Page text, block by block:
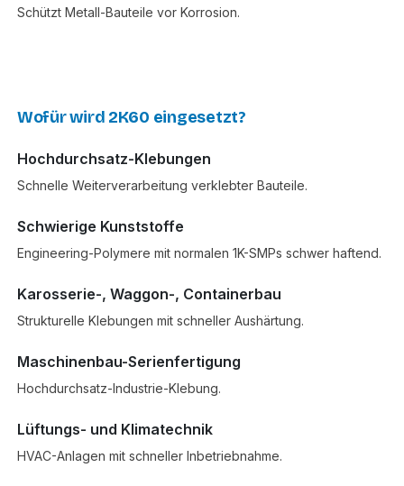
Schützt Metall-Bauteile vor Korrosion.
Wofür wird 2K60 eingesetzt?
Hochdurchsatz-Klebungen
Schnelle Weiterverarbeitung verklebter Bauteile.
Schwierige Kunststoffe
Engineering-Polymere mit normalen 1K-SMPs schwer haftend.
Karosserie-, Waggon-, Containerbau
Strukturelle Klebungen mit schneller Aushärtung.
Maschinenbau-Serienfertigung
Hochdurchsatz-Industrie-Klebung.
Lüftungs- und Klimatechnik
HVAC-Anlagen mit schneller Inbetriebnahme.